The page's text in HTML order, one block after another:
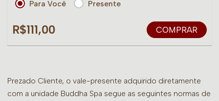
Para Você Presente
R$111,00 COMPRAR
Prezado Cliente, o vale-presente adquirido diretamente
com a unidade Buddha Spa segue as seguintes normas de